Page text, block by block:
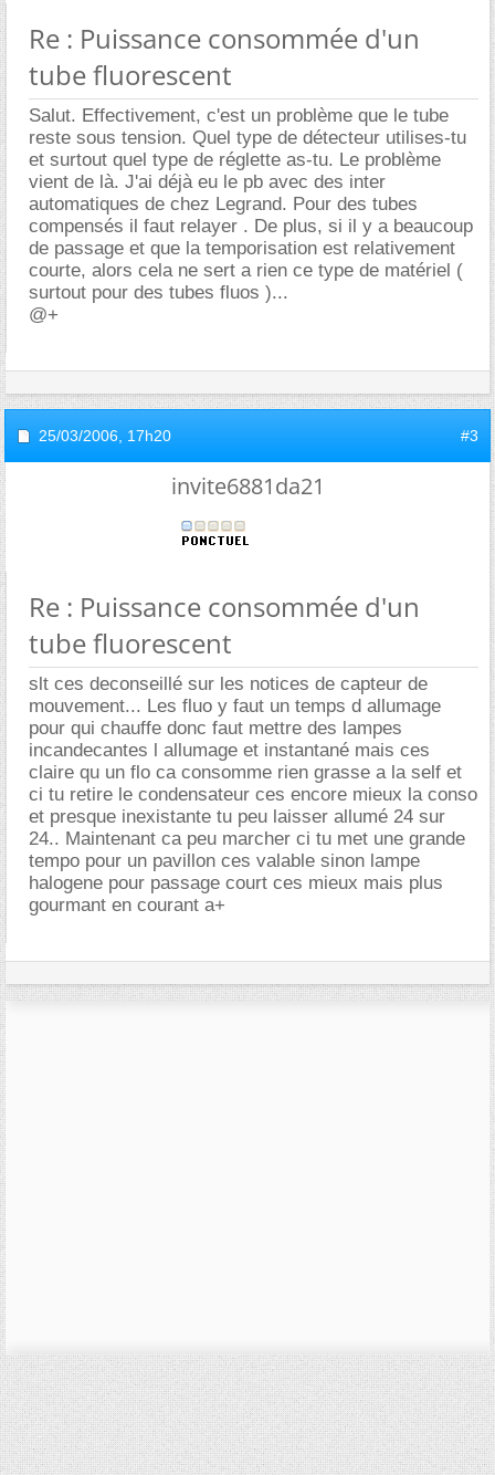
Re : Puissance consommée d'un
tube fluorescent
Salut. Effectivement, c'est un problème que le tube
reste sous tension. Quel type de détecteur utilises-tu
et surtout quel type de réglette as-tu. Le problème
vient de là. J'ai déjà eu le pb avec des inter
automatiques de chez Legrand. Pour des tubes
compensés il faut relayer . De plus, si il y a beaucoup
de passage et que la temporisation est relativement
courte, alors cela ne sert a rien ce type de matériel (
surtout pour des tubes fluos )...
@+
25/03/2006, 17h20 #3
invite6881da21
Re : Puissance consommée d'un
tube fluorescent
slt ces deconseillé sur les notices de capteur de
mouvement... Les fluo y faut un temps d allumage
pour qui chauffe donc faut mettre des lampes
incandecantes l allumage et instantané mais ces
claire qu un flo ca consomme rien grasse a la self et
ci tu retire le condensateur ces encore mieux la conso
et presque inexistante tu peu laisser allumé 24 sur
24.. Maintenant ca peu marcher ci tu met une grande
tempo pour un pavillon ces valable sinon lampe
halogene pour passage court ces mieux mais plus
gourmant en courant a+